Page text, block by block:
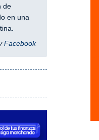
de
en una
Facebook